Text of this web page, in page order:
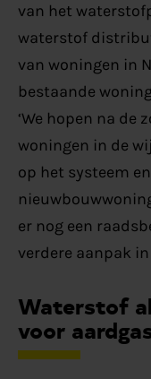
van het
waterstof
van woningen in
bestaande
‘We hopen na de
woningen in de
op het systeem
er nog een
verdere aanpak
Waterstof
voor